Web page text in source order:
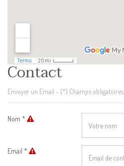
Contact
Envoyer un Email - (*) Champs obligatoires.
Nom *
Email *